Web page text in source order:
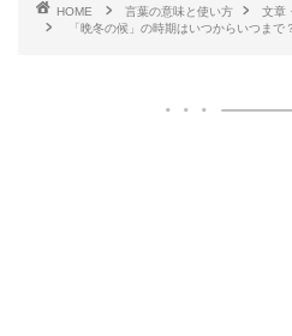
HOME 言葉の意味と使い方 文章
「晩冬の候」の時期はいつからいつまで